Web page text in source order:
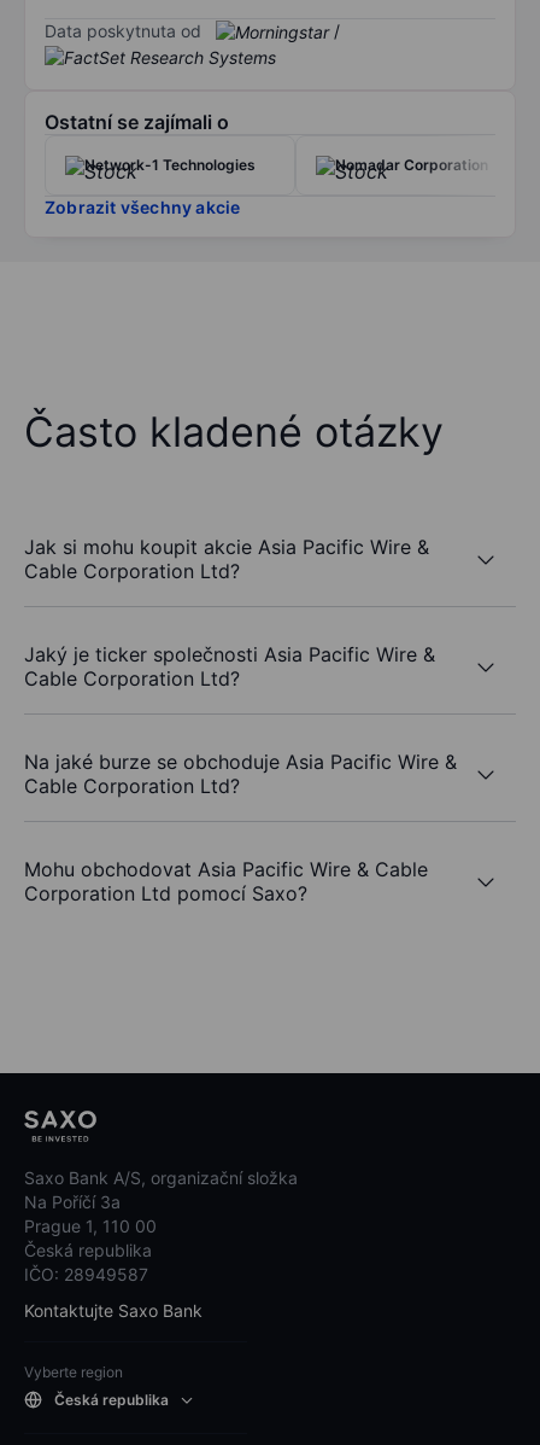
Data poskytnuta od /
Ostatní se zajímali o
Network-1 Technologies Nomadar Corporation
Zobrazit všechny akcie
Často kladené otázky
Jak si mohu koupit akcie Asia Pacific Wire &
Cable Corporation Ltd?
Jaký je ticker společnosti Asia Pacific Wire &
Cable Corporation Ltd?
Na jaké burze se obchoduje Asia Pacific Wire &
Cable Corporation Ltd?
Mohu obchodovat Asia Pacific Wire & Cable
Corporation Ltd pomocí Saxo?
Saxo Bank A/S, organizační složka
Na Poříčí 3a
Prague 1, 110 00
Česká republika
IČO: 28949587
Kontaktujte Saxo Bank
Vyberte region
Česká republika